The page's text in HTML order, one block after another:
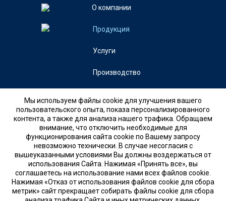
Мы используем файлы cookie для улучшения вашего
пользовательского опыта, показа персонализированного
контента, а также для анализа нашего трафика. Обращаем
внимание, что отключить необходимые для
функционирования сайта cookie по Вашему запросу
невозможно технически. В случае несогласия с
вышеуказанными условиями Вы должны воздержаться от
использования Сайта. Нажимая «Принять все», вы
соглашаетесь на использование нами всех файлов cookie.
Нажимая «Отказ от использования файлов cookie для сбора
метрик» сайт прекращает собирать файлы cookie для сбора
О компании
Продукция
Услуги
Производство
+7 (846)
8 (800) 700-23-41
Заказать звонок